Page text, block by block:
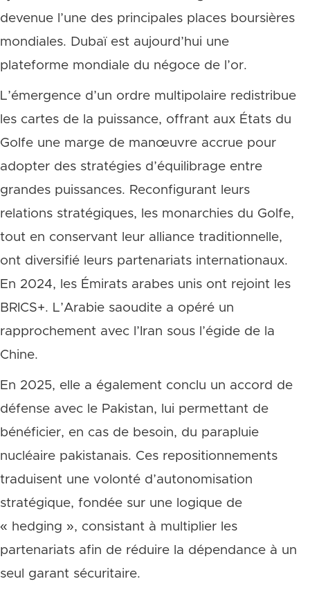
devenue l’une des principales places boursières
mondiales. Dubaï est aujourd’hui une
plateforme mondiale du négoce de l’or.
L’émergence d’un ordre multipolaire redistribue
les cartes de la puissance, offrant aux États du
Golfe une marge de manœuvre accrue pour
adopter des stratégies d’équilibrage entre
grandes puissances. Reconfigurant leurs
relations stratégiques, les monarchies du Golfe,
tout en conservant leur alliance traditionnelle,
ont diversifié leurs partenariats internationaux.
En 2024, les Émirats arabes unis ont rejoint les
BRICS+. L’Arabie saoudite a opéré un
rapprochement avec l’Iran sous l’égide de la
Chine.
En 2025, elle a également conclu un accord de
défense avec le Pakistan, lui permettant de
bénéficier, en cas de besoin, du parapluie
nucléaire pakistanais. Ces repositionnements
traduisent une volonté d’autonomisation
stratégique, fondée sur une logique de
« hedging », consistant à multiplier les
partenariats afin de réduire la dépendance à un
seul garant sécuritaire.